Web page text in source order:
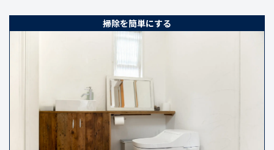
掃除を簡単にする